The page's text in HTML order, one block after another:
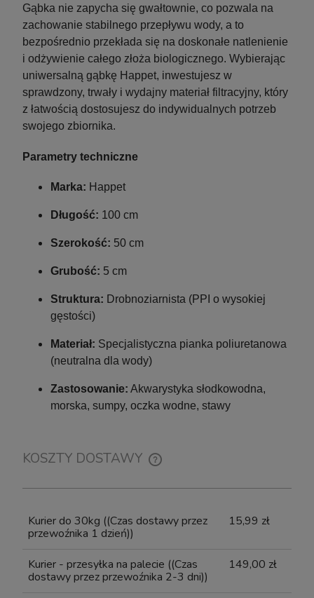
Gąbka nie zapycha się gwałtownie, co pozwala na
zachowanie stabilnego przepływu wody, a to
bezpośrednio przekłada się na doskonałe natlenienie
i odżywienie całego złoża biologicznego. Wybierając
uniwersalną gąbkę Happet, inwestujesz w
sprawdzony, trwały i wydajny materiał filtracyjny, który
z łatwością dostosujesz do indywidualnych potrzeb
swojego zbiornika.
Parametry techniczne
Marka: Happet
Długość: 100 cm
Szerokość: 50 cm
Grubość: 5 cm
Struktura: Drobnoziarnista (PPI o wysokiej
gęstości)
Materiał: Specjalistyczna pianka poliuretanowa
(neutralna dla wody)
Zastosowanie: Akwarystyka słodkowodna,
morska, sumpy, oczka wodne, stawy
KOSZTY DOSTAWY
CENA NIE ZAWIERA EWENTUALNYCH KOSZTÓW
Kurier do 30kg ((Czas dostawy przez
przewoźnika 1 dzień))
15,99 zł
Kurier - przesyłka na palecie ((Czas
dostawy przez przewoźnika 2-3 dni))
149,00 zł